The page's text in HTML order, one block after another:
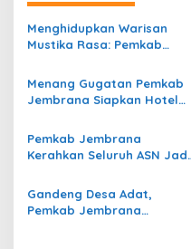
a
s
p
o
s
Menghidupkan Warisan
Mustika Rasa: Pemkab
Keteladanan Bung Karno
Lewat Lomba Cipta Menu
Menang Gugatan Pemkab
Jembrana Siapkan Hotel
Baru
Pemkab Jembrana
Kerahkan Seluruh ASN Jadi
Bansos Tepat Sasaran
Gandeng Desa Adat,
Pemkab Jembrana